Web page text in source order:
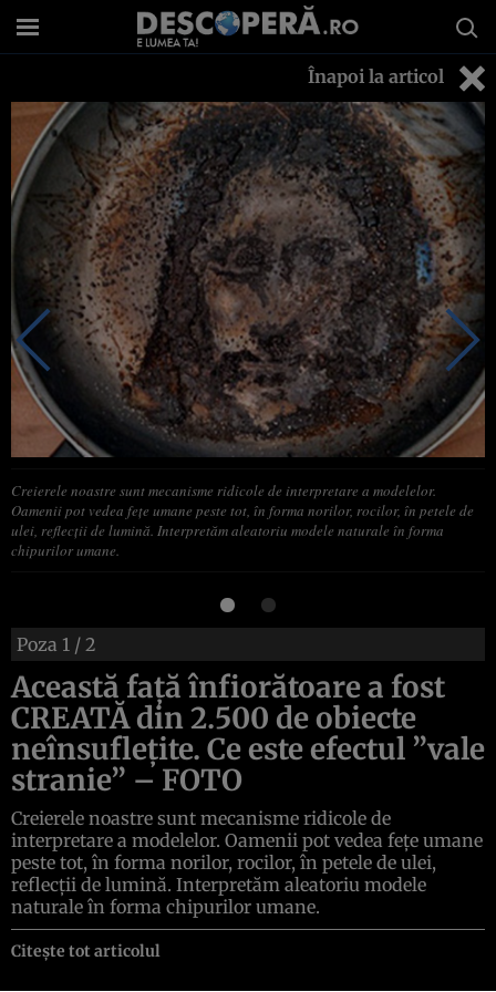
Înapoi la articol
Creierele noastre sunt mecanisme ridicole de interpretare a modelelor.
Oamenii pot vedea feţe umane peste tot, în forma norilor, rocilor, în petele de
ulei, reflecţii de lumină. Interpretăm aleatoriu modele naturale în forma
chipurilor umane.
Poza 1 / 2
Această faţă înfiorătoare a fost
CREATĂ din 2.500 de obiecte
neînsufleţite. Ce este efectul ”vale
stranie” – FOTO
Creierele noastre sunt mecanisme ridicole de
interpretare a modelelor. Oamenii pot vedea feţe umane
peste tot, în forma norilor, rocilor, în petele de ulei,
reflecţii de lumină. Interpretăm aleatoriu modele
naturale în forma chipurilor umane.
Citește tot articolul